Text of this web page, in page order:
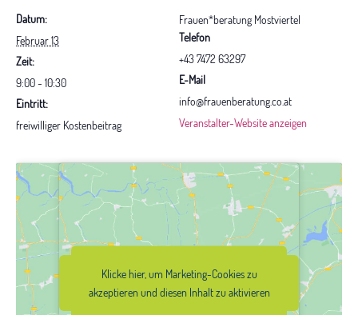
Datum:
Februar 13
Zeit:
9:00 - 10:30
Eintritt:
freiwilliger Kostenbeitrag
Frauen*beratung Mostviertel
Telefon
+43 7472 63297
E-Mail
info@frauenberatung.co.at
Veranstalter-Website anzeigen
akzeptieren und diesen Inhalt zu
aktivieren
Klicke hier, um Marketing-Cookies zu
akzeptieren und diesen Inhalt zu aktivieren